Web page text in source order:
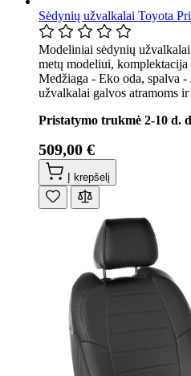
Sėdynių užvalkalai Toyota
Modeliniai sėdynių
metų modeliui, komplektacija
Medžiaga - Eko oda, spalva
užvalkalai galvos atramoms
Pristatymo trukmė 2-10 d.
509,00 €
Į krepšelį